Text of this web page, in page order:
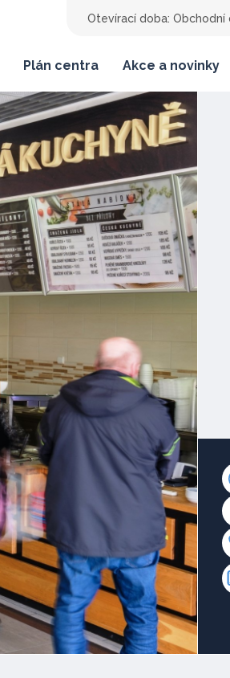
Otevírací doba: Obchodní
Plán centra Akce a novinky